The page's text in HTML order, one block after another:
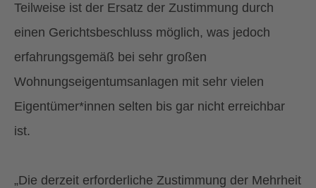
Teilweise ist der Ersatz der Zustimmung durch
einen Gerichtsbeschluss möglich, was jedoch
erfahrungsgemäß bei sehr großen
Wohnungseigentumsanlagen mit sehr vielen
Eigentümer*innen selten bis gar nicht erreichbar
ist.
„Die derzeit erforderliche Zustimmung der Mehrheit